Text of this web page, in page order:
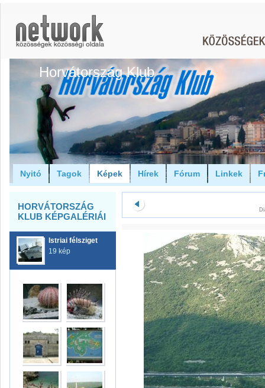
Horvátország Klub
Nyitó Tagok Képek Hírek Fórum Linkek
HORVÁTORSZÁG
KLUB KÉPGALÉRIÁI
Istriai félsziget
19 kép